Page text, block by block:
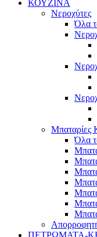
ΚΟΥΖΙΝΑ
Νεροχύτες
Όλα
Μπαταρίες
Όλα
ΠΕΤΡΩΜΑΤΑ-